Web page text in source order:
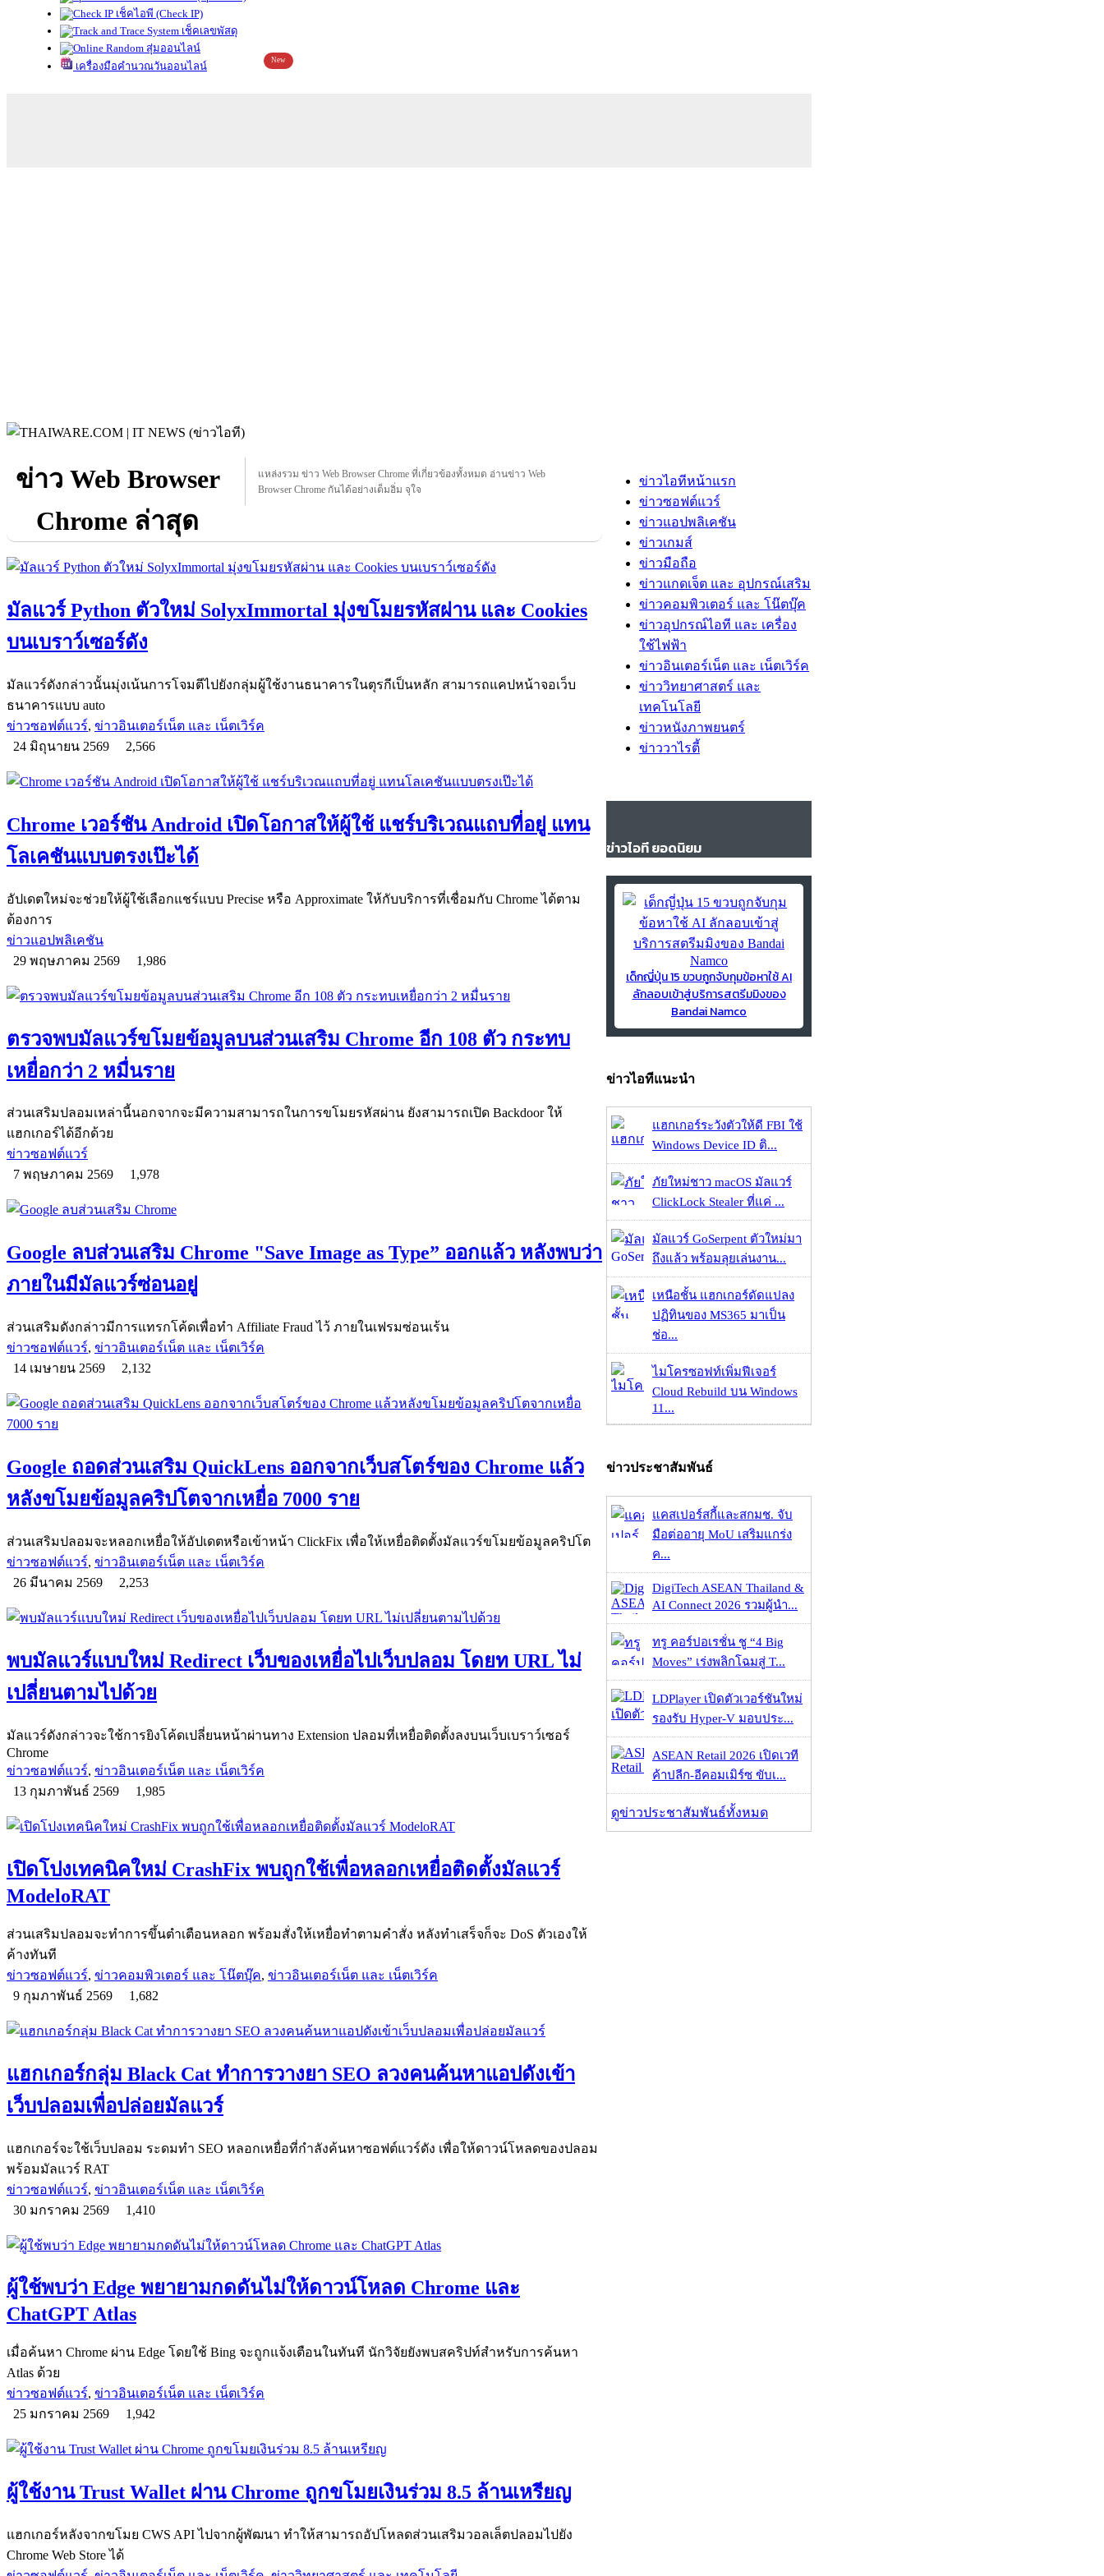
เช็คไอพี (Check IP)
เช็คเลขพัสดุ
สุ่มออนไลน์
เครื่องมือคำนวณวันออนไลน์
New
ข่าว Web Browser
Chrome ล่าสุด
แหล่งรวม ข่าว Web Browser Chrome ที่เกี่ยวข้องทั้งหมด อ่านข่าว Web
Browser Chrome กันได้อย่างเต็มอิ่ม จุใจ
มัลแวร์ Python ตัวใหม่ SolyxImmortal มุ่งขโมยรหัสผ่าน และ Cookies
บนเบราว์เซอร์ดัง
มัลแวร์ดังกล่าวนั้นมุ่งเน้นการโจมตีไปยังกลุ่มผู้ใช้งานธนาคารในตุรกีเป็นหลัก สามารถแคปหน้าจอเว็บ
ธนาคารแบบ auto
ข่าวซอฟต์แวร์, ข่าวอินเตอร์เน็ต และ เน็ตเวิร์ค
24 มิถุนายน 2569
2,566
Chrome เวอร์ชัน Android เปิดโอกาสให้ผู้ใช้ แชร์บริเวณแถบที่อยู่ แทน
โลเคชันแบบตรงเป๊ะได้
อัปเดตใหม่จะช่วยให้ผู้ใช้เลือกแชร์แบบ Precise หรือ Approximate ให้กับบริการที่เชื่อมกับ Chrome ได้ตาม
ต้องการ
ข่าวแอปพลิเคชัน
29 พฤษภาคม 2569
1,986
ตรวจพบมัลแวร์ขโมยข้อมูลบนส่วนเสริม Chrome อีก 108 ตัว กระทบ
เหยื่อกว่า 2 หมื่นราย
ส่วนเสริมปลอมเหล่านี้นอกจากจะมีความสามารถในการขโมยรหัสผ่าน ยังสามารถเปิด Backdoor ให้
แฮกเกอร์ได้อีกด้วย
ข่าวซอฟต์แวร์
7 พฤษภาคม 2569
1,978
Google ลบส่วนเสริม Chrome "Save Image as Type” ออกแล้ว หลังพบว่า
ภายในมีมัลแวร์ซ่อนอยู่
ส่วนเสริมดังกล่าวมีการแทรกโค้ดเพื่อทำ Affiliate Fraud ไว้ ภายในเฟรมซ่อนเร้น
ข่าวซอฟต์แวร์, ข่าวอินเตอร์เน็ต และ เน็ตเวิร์ค
14 เมษายน 2569
2,132
Google ถอดส่วนเสริม QuickLens ออกจากเว็บสโตร์ของ Chrome แล้ว
หลังขโมยข้อมูลคริปโตจากเหยื่อ 7000 ราย
ส่วนเสริมปลอมจะหลอกเหยื่อให้อัปเดตหรือเข้าหน้า ClickFix เพื่อให้เหยื่อติดตั้งมัลแวร์ขโมยข้อมูลคริปโต
ข่าวซอฟต์แวร์, ข่าวอินเตอร์เน็ต และ เน็ตเวิร์ค
26 มีนาคม 2569
2,253
พบมัลแวร์แบบใหม่ Redirect เว็บของเหยื่อไปเว็บปลอม โดยท URL ไม่
เปลี่ยนตามไปด้วย
มัลแวร์ดังกล่าวจะใช้การยิงโค้ดเปลี่ยนหน้าผ่านทาง Extension ปลอมที่เหยื่อติดตั้งลงบนเว็บเบราว์เซอร์
Chrome
ข่าวซอฟต์แวร์, ข่าวอินเตอร์เน็ต และ เน็ตเวิร์ค
13 กุมภาพันธ์ 2569
1,985
เปิดโปงเทคนิคใหม่ CrashFix พบถูกใช้เพื่อหลอกเหยื่อติดตั้งมัลแวร์
ModeloRAT
ส่วนเสริมปลอมจะทำการขึ้นตำเตือนหลอก พร้อมสั่งให้เหยื่อทำตามคำสั่ง หลังทำเสร็จก็จะ DoS ตัวเองให้
ค้างทันที
ข่าวซอฟต์แวร์, ข่าวคอมพิวเตอร์ และ โน๊ตบุ๊ค, ข่าวอินเตอร์เน็ต และ เน็ตเวิร์ค
9 กุมภาพันธ์ 2569
1,682
แฮกเกอร์กลุ่ม Black Cat ทำการวางยา SEO ลวงคนค้นหาแอปดังเข้า
เว็บปลอมเพื่อปล่อยมัลแวร์
แฮกเกอร์จะใช้เว็บปลอม ระดมทำ SEO หลอกเหยื่อที่กำลังค้นหาซอฟต์แวร์ดัง เพื่อให้ดาวน์โหลดของปลอม
พร้อมมัลแวร์ RAT
ข่าวซอฟต์แวร์, ข่าวอินเตอร์เน็ต และ เน็ตเวิร์ค
30 มกราคม 2569
1,410
ผู้ใช้พบว่า Edge พยายามกดดันไม่ให้ดาวน์โหลด Chrome และ
ChatGPT Atlas
เมื่อค้นหา Chrome ผ่าน Edge โดยใช้ Bing จะถูกแจ้งเตือนในทันที นักวิจัยยังพบสคริปท์สำหรับการค้นหา
Atlas ด้วย
ข่าวซอฟต์แวร์, ข่าวอินเตอร์เน็ต และ เน็ตเวิร์ค
25 มกราคม 2569
1,942
ผู้ใช้งาน Trust Wallet ผ่าน Chrome ถูกขโมยเงินร่วม 8.5 ล้านเหรียญ
แฮกเกอร์หลังจากขโมย CWS API ไปจากผู้พัฒนา ทำให้สามารถอัปโหลดส่วนเสริมวอลเล็ตปลอมไปยัง
Chrome Web Store ได้
ข่าวไอทีหน้าแรก
ข่าวซอฟต์แวร์
ข่าวแอปพลิเคชัน
ข่าวเกมส์
ข่าวมือถือ
ข่าวแกดเจ็ต และ อุปกรณ์เสริม
ข่าวคอมพิวเตอร์ และ โน๊ตบุ๊ค
ข่าวอุปกรณ์ไอที และ เครื่อง
ใช้ไฟฟ้า
ข่าวอินเตอร์เน็ต และ เน็ตเวิร์ค
ข่าววิทยาศาสตร์ และ
เทคโนโลยี
ข่าวหนังภาพยนตร์
ข่าววาไรตี้
ข่าวไอที ยอดนิยม
เด็กญี่ปุ่น 15 ขวบถูกจับกุมข้อหาใช้ AI
ลักลอบเข้าสู่บริการสตรีมมิงของ
Bandai Namco
ข่าวไอทีแนะนำ
แฮกเกอร์ระวังตัวให้ดี FBI ใช้
Windows Device ID ติ...
ภัยใหม่ชาว macOS มัลแวร์
ClickLock Stealer ที่แค่ ...
มัลแวร์ GoSerpent ตัวใหม่มา
ถึงแล้ว พร้อมลุยเล่นงาน...
เหนือชั้น แฮกเกอร์ดัดแปลง
ปฏิทินของ MS365 มาเป็น
ช่อ...
ไมโครซอฟท์เพิ่มฟีเจอร์
Cloud Rebuild บน Windows
11...
ข่าวประชาสัมพันธ์
แคสเปอร์สกี้และสกมช. จับ
มือต่ออายุ MoU เสริมแกร่ง
ค...
DigiTech ASEAN Thailand &
AI Connect 2026 รวมผู้นำ...
ทรู คอร์ปอเรชั่น ชู “4 Big
Moves” เร่งพลิกโฉมสู่ T...
LDPlayer เปิดตัวเวอร์ชันใหม่
รองรับ Hyper-V มอบประ...
ASEAN Retail 2026 เปิดเวที
ค้าปลีก-อีคอมเมิร์ซ ขับเ...
ดูข่าวประชาสัมพันธ์ทั้งหมด